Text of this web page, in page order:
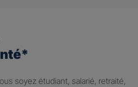
soyez étudiant, salarié, retraité,